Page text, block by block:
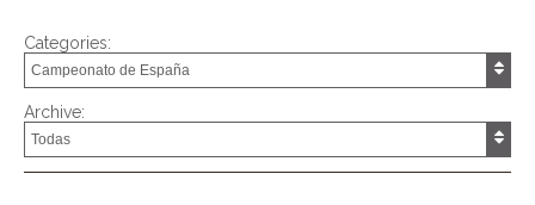
Categories:
Archive: